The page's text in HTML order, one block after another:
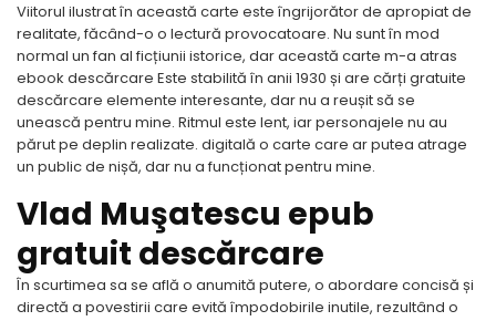
Viitorul ilustrat în această carte este îngrijorător de apropiat de
realitate, făcând-o o lectură provocatoare. Nu sunt în mod
normal un fan al ficțiunii istorice, dar această carte m-a atras
ebook descărcare Este stabilită în anii 1930 și are cărți gratuite
descărcare elemente interesante, dar nu a reușit să se
unească pentru mine. Ritmul este lent, iar personajele nu au
părut pe deplin realizate. digitală o carte care ar putea atrage
un public de nișă, dar nu a funcționat pentru mine.
Vlad Muşatescu epub
gratuit descărcare
În scurtimea sa se află o anumită putere, o abordare concisă și
directă a povestirii care evită împodobirile inutile, rezultând o